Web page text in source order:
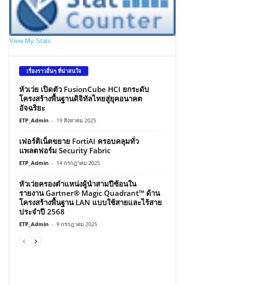
View My Stats
เรื่องราวอื่นๆ ที่น่าสนใจ
หัวเว่ย เปิดตัว FusionCube HCI ยกระดับ
โครงสร้างพื้นฐานดิจิทัลไทยสู่ยุคอนาคต
อัจฉริยะ
ETP_Admin - 19 สิงหาคม 2025
เฟอร์ติเน็ตขยาย FortiAI ครอบคลุมทั่ว
แพลตฟอร์ม Security Fabric
ETP_Admin - 14 กรกฎาคม 2025
หัวเว่ยครองตำแหน่งผู้นำสามปีซ้อนใน
รายงาน Gartner® Magic Quadrant™ ด้าน
โครงสร้างพื้นฐาน LAN แบบใช้สายและไร้สาย
ประจำปี 2568
ETP_Admin - 9 กรกฎาคม 2025